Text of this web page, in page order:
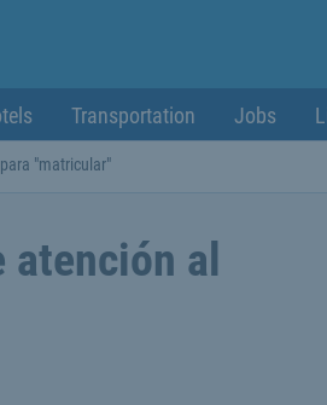
Transportation Jobs
"matricular"
al